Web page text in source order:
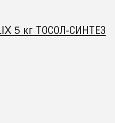
5 кг ТОСОЛ-СИНТЕЗ